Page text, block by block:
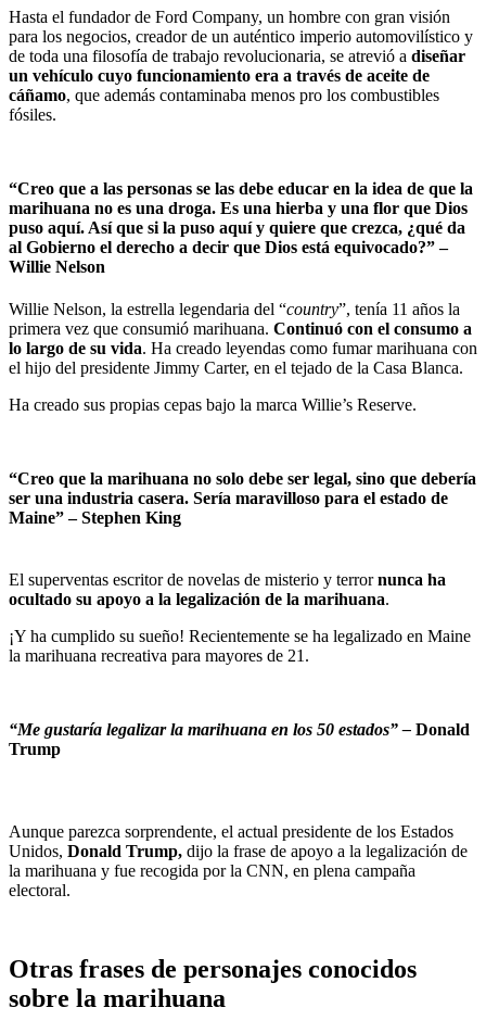
Hasta el fundador de Ford Company, un hombre con gran visión
para los negocios, creador de un auténtico imperio automovilístico y
de toda una filosofía de trabajo revolucionaria, se atrevió a diseñar
un vehículo cuyo funcionamiento era a través de aceite de
cáñamo, que además contaminaba menos pro los combustibles
fósiles.
“Creo que a las personas se las debe educar en la idea de que la
marihuana no es una droga. Es una hierba y una flor que Dios
puso aquí. Así que si la puso aquí y quiere que crezca, ¿qué da
al Gobierno el derecho a decir que Dios está equivocado?”–
Willie Nelson
Willie Nelson, la estrella legendaria del “country”, tenía 11 años la
primera vez que consumió marihuana. Continuó con el consumo a
lo largo de su vida. Ha creado leyendas como fumar marihuana con
el hijo del presidente Jimmy Carter, en el tejado de la Casa Blanca.
Ha creado sus propias cepas bajo la marca Willie’s Reserve.
“Creo que la marihuana no solo debe ser legal, sino que debería
ser una industria casera. Sería maravilloso para el estado de
Maine”– Stephen King
El superventas escritor de novelas de misterio y terrornunca ha
ocultado su apoyo a la legalización de la marihuana.
¡Y ha cumplido su sueño! Recientemente se ha legalizado en Maine
la marihuana recreativa para mayores de 21.
“Me gustaría legalizar la marihuana en los 50 estados” – Donald
Trump
Aunque parezca sorprendente, el actual presidente de los Estados
Unidos, Donald Trump, dijo la frase de apoyo a la legalización de
la marihuana y fue recogida por la CNN, en plena campaña
electoral.
Otras frases de personajes conocidos
sobre la marihuana